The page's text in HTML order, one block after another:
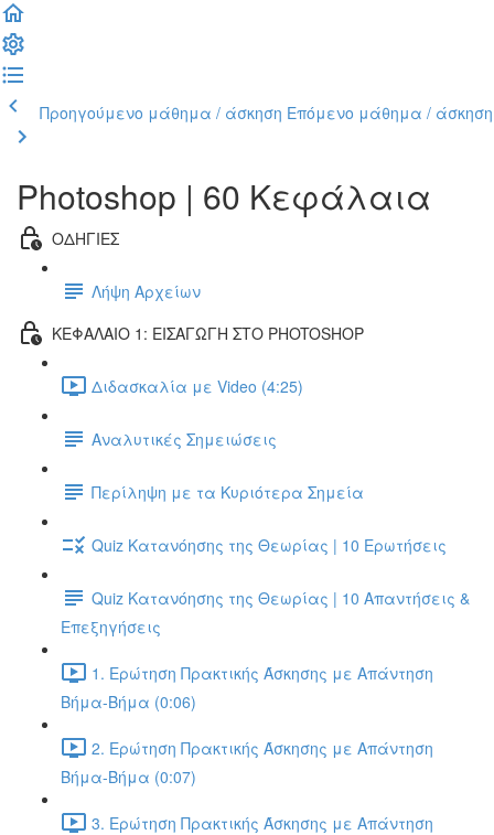
Προηγούμενο μάθημα / άσκηση Επόμενο μάθημα / άσκηση
Photoshop | 60 Κεφάλαια
ΟΔΗΓΙΕΣ
Λήψη Αρχείων
ΚΕΦΑΛΑΙΟ 1: ΕΙΣΑΓΩΓΗ ΣΤΟ PHOTOSHOP
Διδασκαλία με Video (4:25)
Αναλυτικές Σημειώσεις
Περίληψη με τα Κυριότερα Σημεία
Quiz Κατανόησης της Θεωρίας | 10 Ερωτήσεις
Quiz Κατανόησης της Θεωρίας | 10 Απαντήσεις &
Επεξηγήσεις
1. Ερώτηση Πρακτικής Άσκησης με Απάντηση
Βήμα-Βήμα (0:06)
2. Ερώτηση Πρακτικής Άσκησης με Απάντηση
Βήμα-Βήμα (0:07)
3. Ερώτηση Πρακτικής Άσκησης με Απάντηση